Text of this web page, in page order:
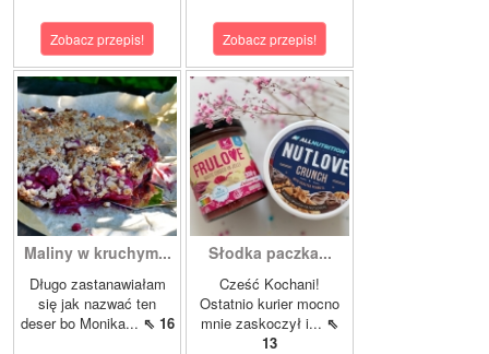
Zobacz przepis! Zobacz przepis!
Maliny w kruchym...
Długo zastanawiałam
się jak nazwać ten
deser bo Monika... ⇖ 16
Słodka paczka...
Cześć Kochani!
Ostatnio kurier mocno
mnie zaskoczył i... ⇖
13